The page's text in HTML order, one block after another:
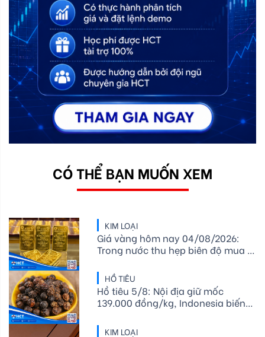
CÓ THỂ BẠN MUỐN XEM
KIM LOẠI
Giá vàng hôm nay 04/08/2026:
Trong nước thu hẹp biên độ mua -
4.050 USD/ounce
HỒ TIÊU
Hồ tiêu 5/8: Nội địa giữ mốc
139.000 đồng/kg, Indonesia biến
KIM LOẠI